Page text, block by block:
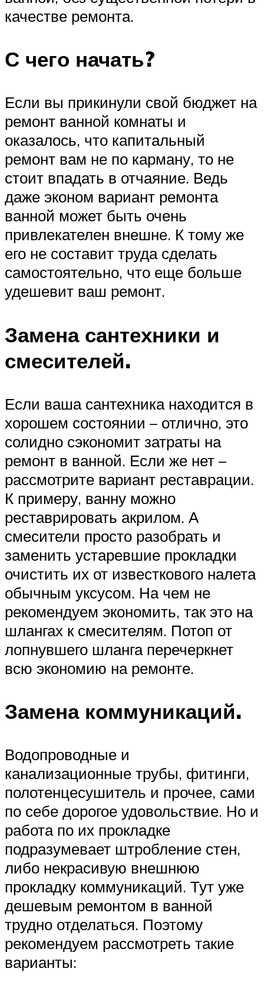
качестве ремонта.
С чего начать?
Если вы прикинули свой бюджет на
ремонт ванной комнаты и
оказалось, что капитальный
ремонт вам не по карману, то не
стоит впадать в отчаяние. Ведь
даже эконом вариант ремонта
ванной может быть очень
привлекателен внешне. К тому же
его не составит труда сделать
самостоятельно, что еще больше
удешевит ваш ремонт.
Замена сантехники и
смесителей.
Если ваша сантехника находится в
хорошем состоянии – отлично, это
солидно сэкономит затраты на
ремонт в ванной. Если же нет –
рассмотрите вариант реставрации.
К примеру, ванну можно
реставрировать акрилом. А
смесители просто разобрать и
заменить устаревшие прокладки
очистить их от известкового налета
обычным уксусом. На чем не
рекомендуем экономить, так это на
шлангах к смесителям. Потоп от
лопнувшего шланга перечеркнет
всю экономию на ремонте.
Замена коммуникаций.
Водопроводные и
канализационные трубы, фитинги,
полотенцесушитель и прочее, сами
по себе дорогое удовольствие. Но и
работа по их прокладке
подразумевает штробление стен,
либо некрасивую внешнюю
прокладку коммуникаций. Тут уже
дешевым ремонтом в ванной
трудно отделаться. Поэтому
рекомендуем рассмотреть такие
варианты: